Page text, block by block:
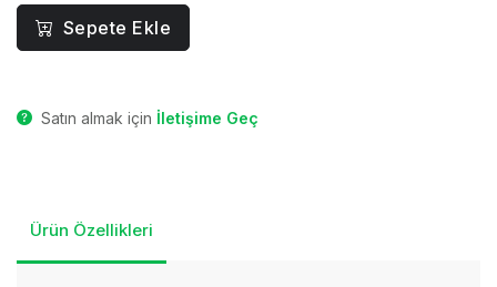
Sepete Ekle
Satın almak için İletişime Geç
Ürün Özellikleri